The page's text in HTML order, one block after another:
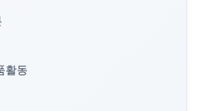
활동